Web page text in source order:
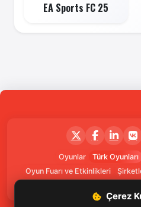
Çerez
EA Sports FC 25
Oyunlar Türk Oyunları
Oyun Fuarı ve Etkinlikleri